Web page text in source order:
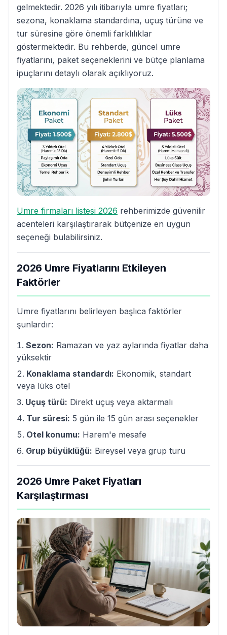
gelmektedir. 2026 yılı itibarıyla umre fiyatları;
sezona, konaklama standardına, uçuş türüne ve
tur süresine göre önemli farklılıklar
göstermektedir. Bu rehberde, güncel umre
fiyatlarını, paket seçeneklerini ve bütçe planlama
ipuçlarını detaylı olarak açıklıyoruz.
Umre firmaları listesi 2026 rehberimizde güvenilir
acenteleri karşılaştırarak bütçenize en uygun
seçeneği bulabilirsiniz.
2026 Umre Fiyatlarını Etkileyen
Faktörler
Umre fiyatlarını belirleyen başlıca faktörler
şunlardır:
Sezon: Ramazan ve yaz aylarında fiyatlar daha
yüksektir
Konaklama standardı: Ekonomik, standart
veya lüks otel
Uçuş türü: Direkt uçuş veya aktarmalı
Tur süresi: 5 gün ile 15 gün arası seçenekler
Otel konumu: Harem'e mesafe
Grup büyüklüğü: Bireysel veya grup turu
2026 Umre Paket Fiyatları
Karşılaştırması